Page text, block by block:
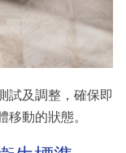
試及調整，確保即
移動的狀態。